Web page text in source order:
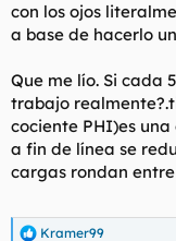
con los ojos
a base de hacerlo
Que me lío. Si cada
trabajo
cociente PHI)es
a fin de línea se
cargas rondan
Kramer99